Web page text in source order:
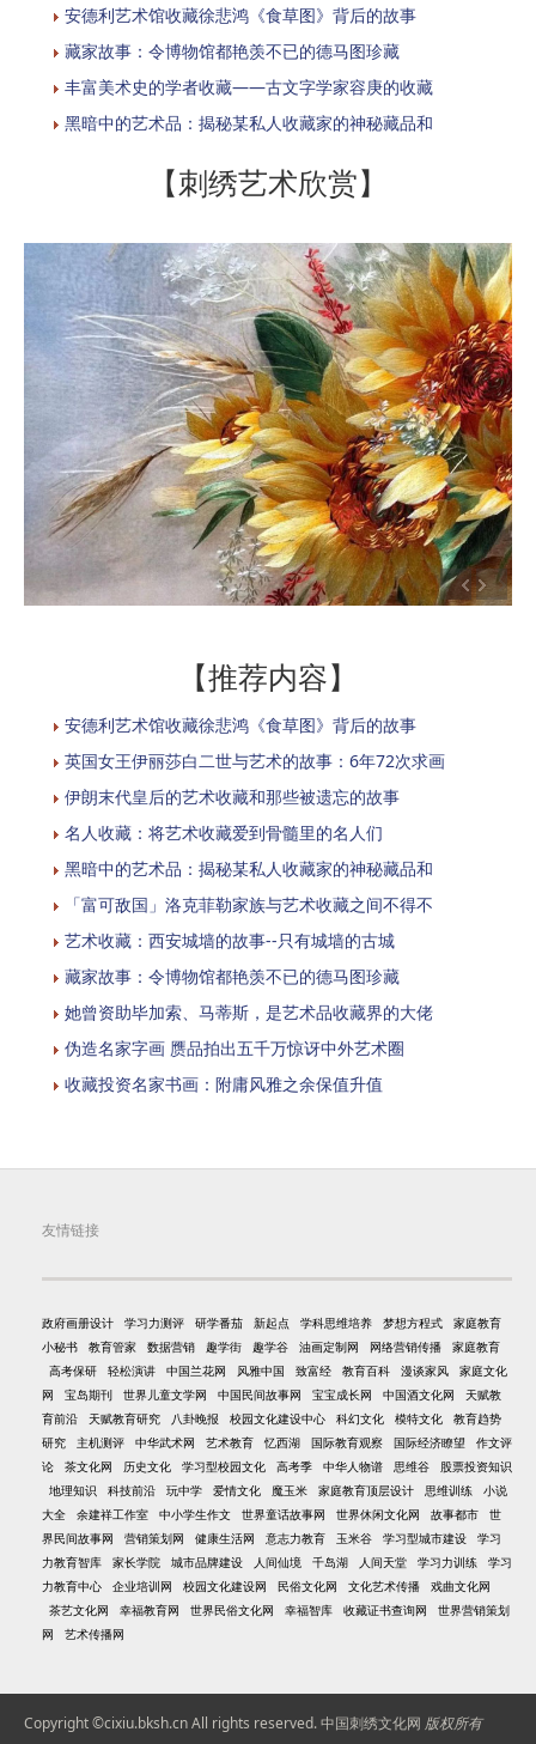
安德利艺术馆收藏徐悲鸿《食草图》背后的故事
藏家故事：令博物馆都艳羡不已的德马图珍藏
丰富美术史的学者收藏——古文字学家容庚的收藏
黑暗中的艺术品：揭秘某私人收藏家的神秘藏品和
【刺绣艺术欣赏】
【推荐内容】
安德利艺术馆收藏徐悲鸿《食草图》背后的故事
英国女王伊丽莎白二世与艺术的故事：6年72次求画
伊朗末代皇后的艺术收藏和那些被遗忘的故事
名人收藏：将艺术收藏爱到骨髓里的名人们
黑暗中的艺术品：揭秘某私人收藏家的神秘藏品和
「富可敌国」洛克菲勒家族与艺术收藏之间不得不
艺术收藏：西安城墙的故事--只有城墙的古城
藏家故事：令博物馆都艳羡不已的德马图珍藏
她曾资助毕加索、马蒂斯，是艺术品收藏界的大佬
伪造名家字画 赝品拍出五千万惊讶中外艺术圈
收藏投资名家书画：附庸风雅之余保值升值
友情链接
政府画册设计 学习力测评 研学番茄 新起点 学科思维培养 梦想方程式
家庭教育
小秘书
教育管家 数据营销 趣学街 趣学谷 油画定制网 网络营销传播
家庭教育
高考保研
轻松演讲 中国兰花网 风雅中国 致富经 教育百科 漫谈家风
家庭文化
网
宝岛期刊 世界儿童文学网 中国民间故事网 宝宝成长网 中国酒文化网
天赋教
育前沿
天赋教育研究 八卦晚报 校园文化建设中心 科幻文化 模特文化
教育趋势
研究
主机测评 中华武术网 艺术教育 忆西湖 国际教育观察 国际经济瞭望
作文评
论
茶文化网 历史文化 学习型校园文化 高考季 中华人物谱 思维谷
股票投资知识
地理知识
科技前沿 玩中学 爱情文化 魔玉米 家庭教育顶层设计 思维训练
小说
大全
余建祥工作室 中小学生作文 世界童话故事网 世界休闲文化网 故事都市
世
界民间故事网
营销策划网 健康生活网 意志力教育 玉米谷 学习型城市建设
学习
力教育智库
家长学院 城市品牌建设 人间仙境 千岛湖 人间天堂 学习力训练
学习
力教育中心
企业培训网 校园文化建设网 民俗文化网 文化艺术传播
戏曲文化网
茶艺文化网
幸福教育网 世界民俗文化网 幸福智库 收藏证书查询网
世界营销策划
网
艺术传播网
Copyright ©cixiu.bksh.cn All rights reserved.中国刺绣文化网 版权所有